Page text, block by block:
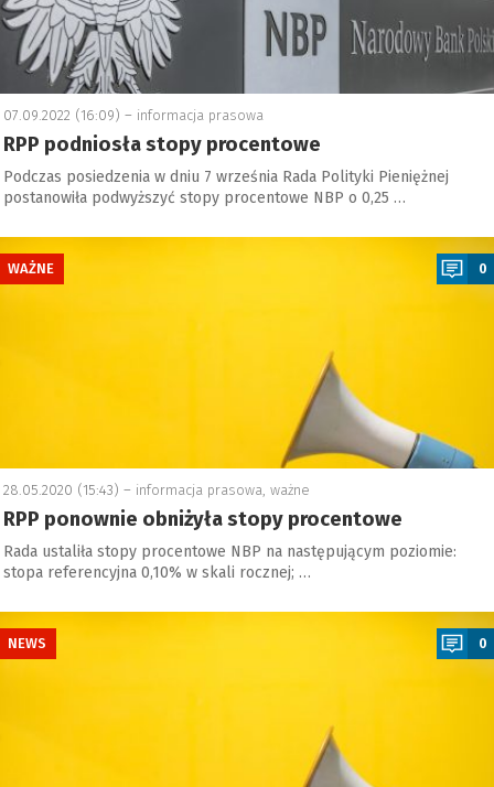
07.09.2022 (16:09) – informacja prasowa
RPP podniosła stopy procentowe
Podczas posiedzenia w dniu 7 września Rada Polityki Pieniężnej
postanowiła podwyższyć stopy procentowe NBP o 0,25 …
WAŻNE 0
28.05.2020 (15:43) – informacja prasowa, ważne
RPP ponownie obniżyła stopy procentowe
Rada ustaliła stopy procentowe NBP na następującym poziomie:
stopa referencyjna 0,10% w skali rocznej; …
NEWS 0